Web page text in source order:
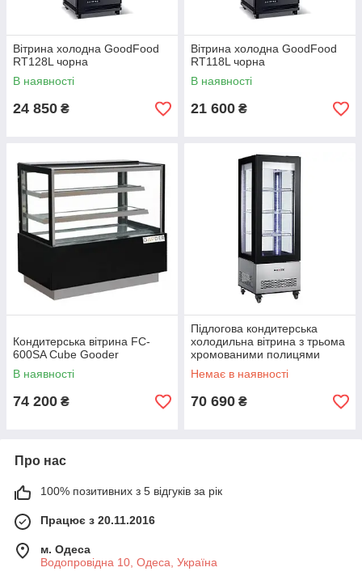
Вітрина холодна GoodFood
RT128L чорна
В наявності
24 850 ₴
Вітрина холодна GoodFood
RT118L чорна
В наявності
21 600 ₴
Кондитерська вітрина FC-
600SA Cube Gooder
В наявності
74 200 ₴
Підлогова кондитерська
холодильна вітрина з трьома
хромованими полицями
GoodFood RT400L
Немає в наявності
70 690 ₴
Про нас
100% позитивних з 5 відгуків за рік
Працює з 20.11.2016
м. Одеса
Водопровідна 10, Одеса, Україна